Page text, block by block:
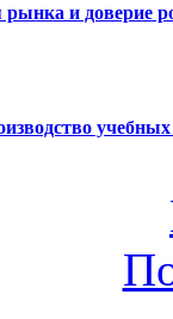
и доверие